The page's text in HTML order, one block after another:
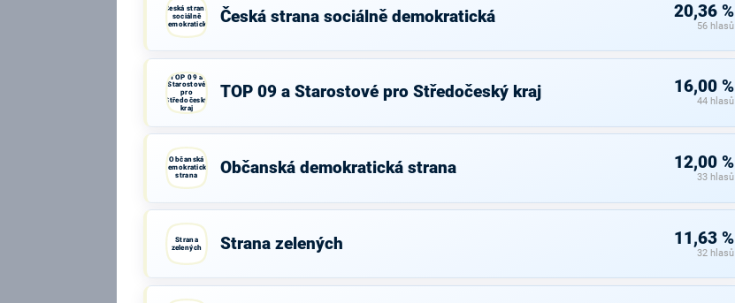
Česká strana
sociálně
demokratická
Česká strana sociálně demokratická 20,36 %
56 hlasů
TOP 09 a
Starostové
pro
Středočeský
kraj
TOP 09 a Starostové pro Středočeský kraj 16,00 %
44 hlasů
Občanská
demokratická
strana
Občanská demokratická strana 12,00 %
33 hlasů
Strana
zelených
Strana zelených 11,63 %
32 hlasů